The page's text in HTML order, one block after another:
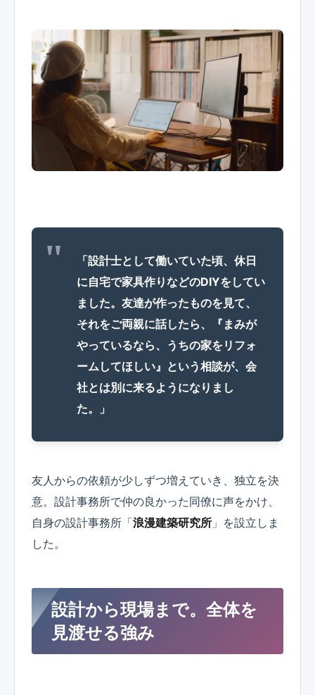
「設計士として働いていた頃、休日
に自宅で家具作りなどのDIYをしてい
ました。友達が作ったものを見て、
それをご両親に話したら、『まみが
やっているなら、うちの家をリフォ
ームしてほしい』という相談が、会
社とは別に来るようになりまし
た。」
友人からの依頼が少しずつ増えていき、独立を決
意。設計事務所で仲の良かった同僚に声をかけ、
自身の設計事務所「浪漫建築研究所 」を設立しま
した。
設計から現場まで。全体を
見渡せる強み